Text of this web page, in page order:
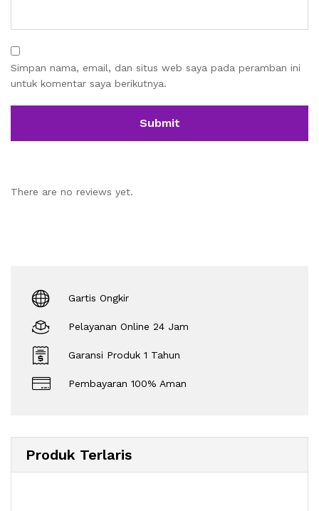
Simpan nama, email, dan situs web saya pada peramban ini
untuk komentar saya berikutnya.
There are no reviews yet.
Gartis Ongkir
Pelayanan Online 24 Jam
Garansi Produk 1 Tahun
Pembayaran 100% Aman
Produk Terlaris